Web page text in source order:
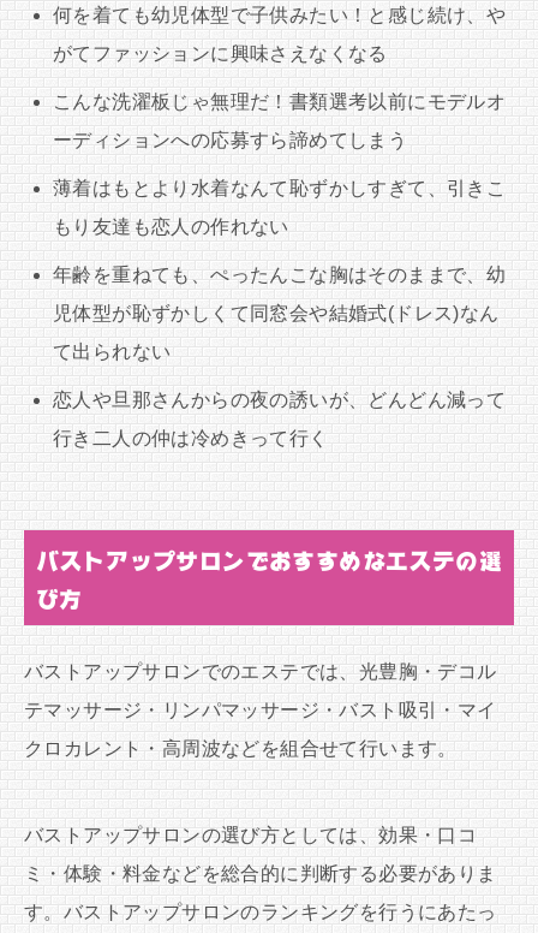
何を着ても幼児体型で子供みたい！と感じ続け、や
がてファッションに興味さえなくなる
こんな洗濯板じゃ無理だ！書類選考以前にモデルオ
ーディションへの応募すら諦めてしまう
薄着はもとより水着なんて恥ずかしすぎて、引きこ
もり友達も恋人の作れない
年齢を重ねても、ぺったんこな胸はそのままで、幼
児体型が恥ずかしくて同窓会や結婚式(ドレス)なん
て出られない
恋人や旦那さんからの夜の誘いが、どんどん減って
行き二人の仲は冷めきって行く
バストアップサロンでおすすめなエステの選
び方
バストアップサロンでのエステでは、光豊胸・デコル
テマッサージ・リンパマッサージ・バスト吸引・マイ
クロカレント・高周波などを組合せて行います。
バストアップサロンの選び方としては、効果・口コ
ミ・体験・料金などを総合的に判断する必要がありま
す。バストアップサロンのランキングを行うにあたっ